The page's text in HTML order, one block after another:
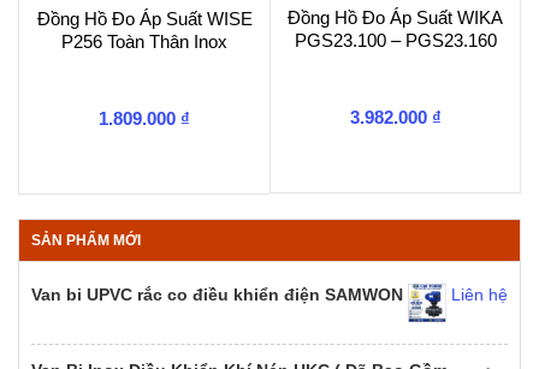
Đồng Hồ Đo Áp Suất WISE
P256 Toàn Thân Inox
1.809.000 ₫
Đồng Hồ Đo Áp Suất WIKA
PGS23.100 – PGS23.160
3.982.000 ₫
SẢN PHẨM MỚI
Van bi UPVC rắc co điều khiển điện SAMWON Liên hệ